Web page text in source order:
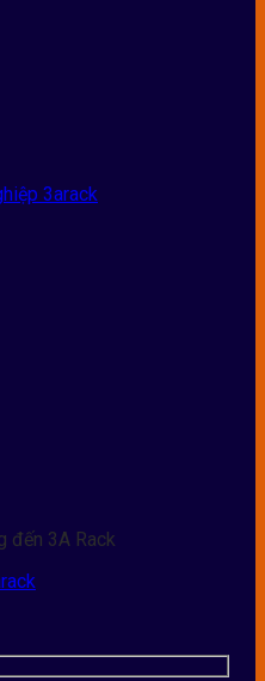
đến 3A Rack